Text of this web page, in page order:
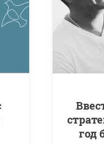
Ввести бесплатную семейную
год